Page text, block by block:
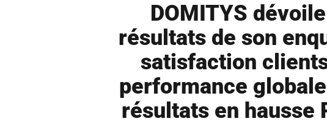
DOMITYS
résultats de son
satisfaction
performance
résultats en hausse